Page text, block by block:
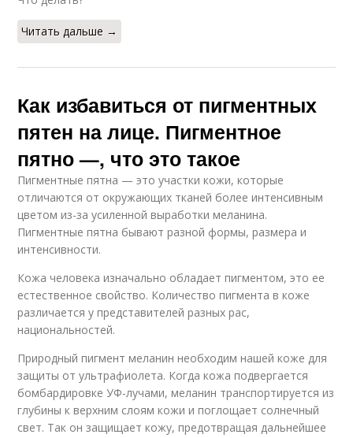
Читать дальше →
Как избавиться от пигментных
пятен на лице. Пигментное
пятно —, что это такое
Пигментные пятна — это участки кожи, которые
отличаются от окружающих тканей более интенсивным
цветом из-за усиленной выработки меланина.
Пигментные пятна бывают разной формы, размера и
интенсивности.
Кожа человека изначально обладает пигментом, это ее
естественное свойство. Количество пигмента в коже
различается у представителей разных рас,
национальностей.
Природный пигмент меланин необходим нашей коже для
защиты от ультрафиолета. Когда кожа подвергается
бомбардировке УФ-лучами, меланин транспортируется из
глубины к верхним слоям кожи и поглощает солнечный
свет. Так он защищает кожу, предотвращая дальнейшее